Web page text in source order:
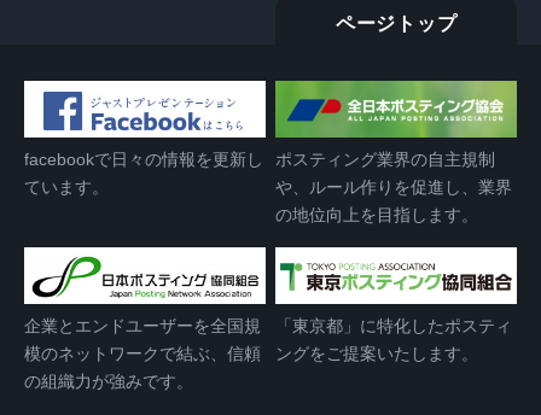
ページトップ
facebookで日々の情報を更新し
ています。
ポスティング業界の自主規制
や、ルール作りを促進し、業界
の地位向上を目指します。
企業とエンドユーザーを全国規
模のネットワークで結ぶ、信頼
の組織力が強みです。
「東京都」に特化したポスティ
ングをご提案いたします。